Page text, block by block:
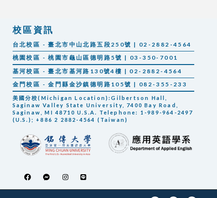
校區資訊
台北校區 - 臺北市中山北路五段250號 | 02-2882-4564
桃園校區 - 桃園市龜山區德明路5號 | 03-350-7001
基河校區 - 臺北市基河路130號4樓 | 02-2882-4564
金門校區 - 金門縣金沙鎮德明路105號 | 082-355-233
美國分校(Michigan Location):Gilbertson Hall,
Saginaw Valley State University, 7400 Bay Road,
Saginaw, MI 48710 U.S.A. Telephone: 1-989-964-2497
(U.S.); +886 2 2882-4564 (Taiwan)